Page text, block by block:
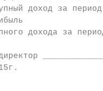
доход за
прибыль
дохода